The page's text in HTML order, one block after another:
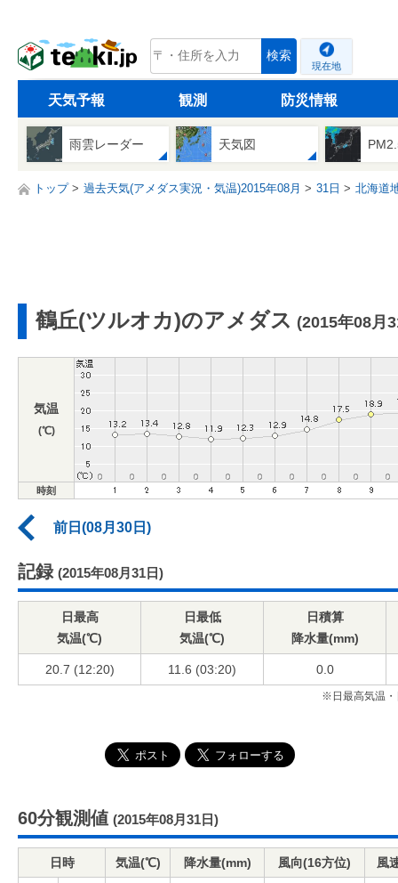
tenki.jp 検索
現在地
天気予報 観測 防災情報
雨雲レーダー 天気図
トップ 過去天気(アメダス実況・気温)2015年08月 31日 北海道
鶴丘(ツルオカ)のアメダス (2015年08月
気温
(℃)
時刻
前日(08月30日)
記録 (2015年08月31日)
日最高
気温(℃)
日最低
気温(℃)
日積算
降水量(mm)
20.7 (12:20) 11.6 (03:20) 0.0
※日最高気温・
60分観測値 (2015年08月31日)
日時 気温(℃) 降水量(mm) 風向(16方位) 風